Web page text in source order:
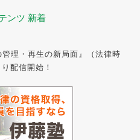
ンツ 新着
管理・再生の新局面』（法律時
配信開始！